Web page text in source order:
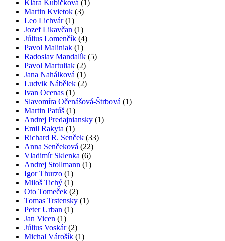
Klára Kubíčková (1)
Martin Kvietok (3)
Leo Lichvár(1)
Jozef Likavčan (1)
Július Lomenčík (4)
Pavol Maliniak (1)
Radoslav Mandalík (5)
Pavol Martuliak (2)
Jana Nahálková (1)
Ludvik Nábělek (2)
Ivan Ocenas (1)
Slavomíra Očenášová-Štrbová (1)
Martin Patúš (1)
Andrej Predajniansky (1)
Emil Rakyta (1)
Richard R. Senček (33)
Anna Senčeková (22)
Vladimír Sklenka (6)
Andrej Stollmann (1)
Igor Thurzo (1)
Miloš Tichý (1)
Oto Tomeček (2)
Tomas Trstensky (1)
Peter Urban (1)
Jan Vicen (1)
Július Voskár(2)
Michal Várošík (1)